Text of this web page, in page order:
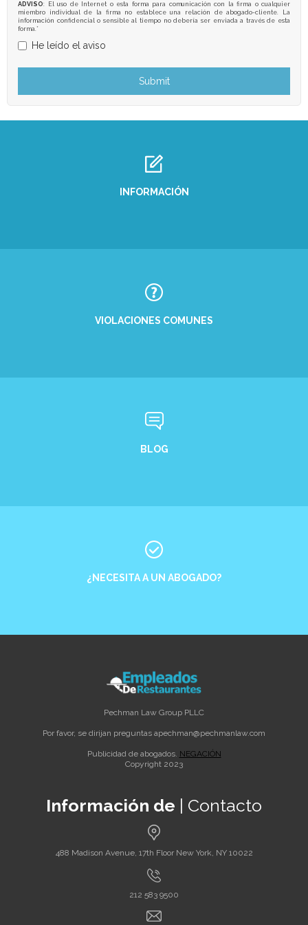
ADVISO: El uso de Internet o esta forma para comunicación con la firma o cualquier
miembro individual de la firma no establece una relación de abogado-cliente. La
información confidencial o sensible al tiempo no debería ser enviada a través de esta
forma.*
He leído el aviso
INFORMACIÓN
VIOLACIONES COMUNES
BLOG
¿NECESITA A UN ABOGADO?
Pechman Law Group PLLC
Por favor, se dirijan preguntas apechman@pechmanlaw.com
Publicidad de abogados. NEGACIÓN
Copyright 2023
Información de | Contacto
488 Madison Avenue, 17th Floor New York, NY 10022
212 583 9500